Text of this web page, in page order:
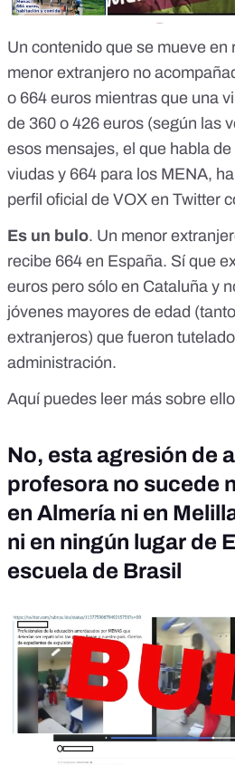
Un contenido que se mueve en
menor extranjero no
o 664 euros mientras que una
de 360 o 426 euros (según las
esos mensajes, el que habla
viudas y 664 para los MENA,
perfil oficial de VOX en Twitter
Es un bulo. Un menor
recibe 664 en España. Sí que
euros pero sólo en Cataluña y
jóvenes mayores de edad
extranjeros) que fueron
administración.
Aquí puedes leer más sobre ello
No, esta agresión de
profesora no sucede
en Almería ni en
ni en ningún lugar de
escuela de Brasil